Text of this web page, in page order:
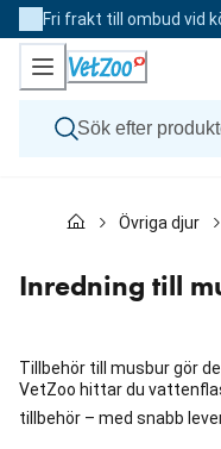
Skip
to
Content
Fri frakt till ombud vid
Katt
Veterinärfoder
Varumärken
Övriga djur
Inredning till
Tillbehör till musbur gör
VetZoo hittar du
tillbehör – med snabb